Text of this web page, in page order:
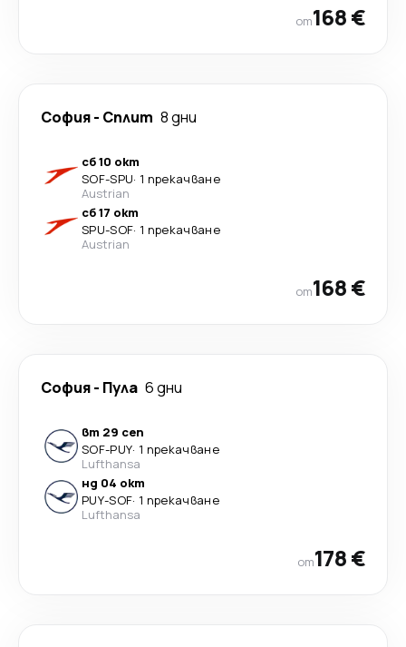
от168 €
София- Сплит 8 дни
сб 10 окт
SOF-SPU· 1 прекачване
Austrian
сб 17 окт
SPU-SOF· 1 прекачване
Austrian
от168 €
София- Пула 6 дни
вт 29 сеп
SOF-PUY· 1 прекачване
Lufthansa
нд 04 окт
PUY-SOF· 1 прекачване
Lufthansa
от178 €